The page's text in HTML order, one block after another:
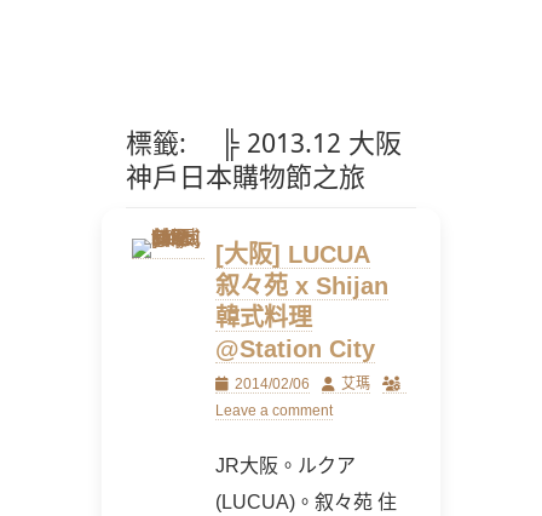
標籤:
╠ 2013.12 大阪
神戶日本購物節之旅
[大阪] LUCUA
叙々苑 x Shijan
韓式料理
@Station City
Posted
on
2014/02/06 Author
艾瑪
Leave a comment
JR大阪。ルクア
(LUCUA)。叙々苑 住